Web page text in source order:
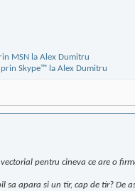
pentru cineva ce are o
apara si un tir, cap de tir? De